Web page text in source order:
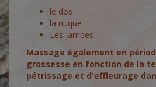
le dos
la nuque
Les jambes
Massage également en
grossesse en fonction de la
pétrissage et d'effleurage